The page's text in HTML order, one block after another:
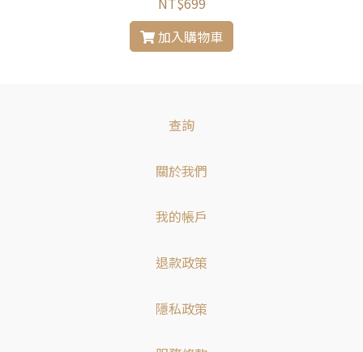
加入購物車
查詢
關於我們
我的帳戶
退款政策
隱私政策